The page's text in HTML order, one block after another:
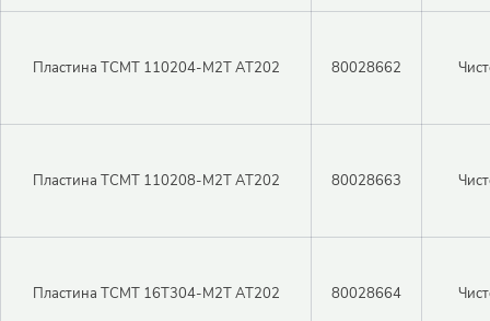
Пластина TCMT 110204-M2T AT202 80028662
Пластина TCMT 110208-M2T AT202 80028663
Пластина TCMT 16T304-M2T AT202 80028664